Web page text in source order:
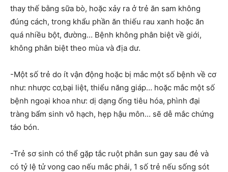
thay thế bằng sữa bò, hoặc xảy ra ở trẻ ăn sam không
đúng cách, trong khẩu phần ăn thiếu rau xanh hoặc ăn
quá nhiều bột, đường… Bệnh không phân biệt về giới,
không phân biệt theo mùa và địa dư.
-Một số trẻ do ít vận động hoặc bị mắc một số bệnh về cơ
như: nhược cơ,bại liệt, thiểu năng giáp… hoặc mắc một số
bệnh ngoại khoa như: dị dạng ống tiêu hóa, phình đại
tràng bẩm sinh vô hạch, hẹp hậu môn… sẽ dễ mắc chứng
táo bón.
-Trẻ sơ sinh có thể gặp tắc ruột phân sun gay sau đẻ và
có tỷ lệ tử vong cao nếu mắc phải, 1 số trẻ nếu sống sót